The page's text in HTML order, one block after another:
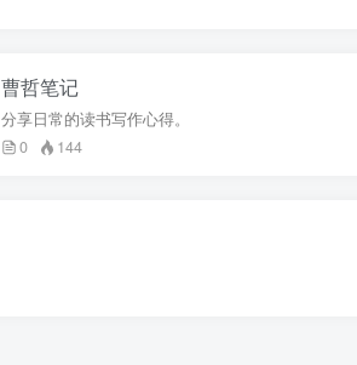
曹哲笔记
分享日常的读书写作心得。
0
144